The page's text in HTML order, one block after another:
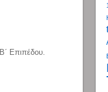
Επιπέδου.